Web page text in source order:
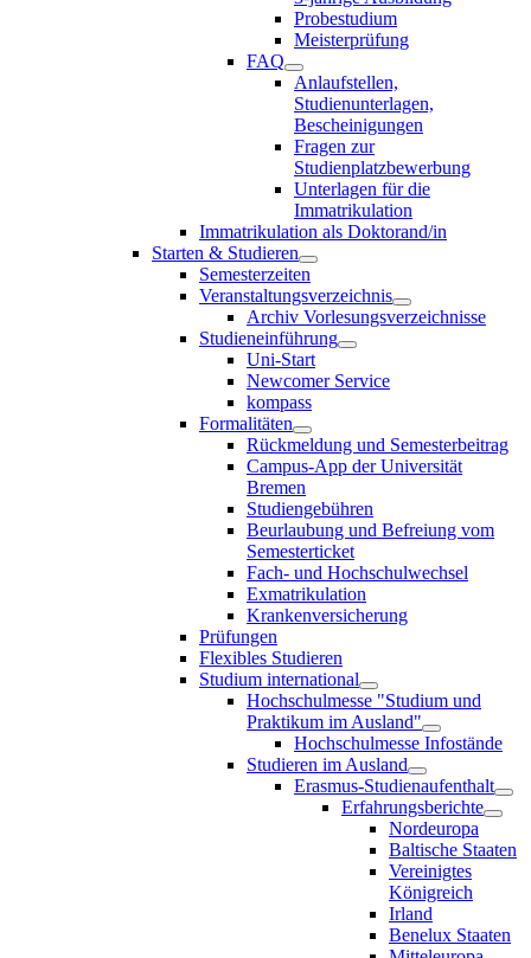
Probestudium
Meisterprüfung
FAQ
Anlaufstellen,
Studienunterlagen,
Bescheinigungen
Fragen zur
Studienplatzbewerbung
Unterlagen für die
Immatrikulation
Immatrikulation als Doktorand/in
Starten & Studieren
Semesterzeiten
Veranstaltungsverzeichnis
Archiv Vorlesungsverzeichnisse
Studieneinführung
Uni-Start
Newcomer Service
kompass
Formalitäten
Rückmeldung und Semesterbeitrag
Campus-App der Universität
Bremen
Studiengebühren
Beurlaubung und Befreiung vom
Semesterticket
Fach- und Hochschulwechsel
Exmatrikulation
Krankenversicherung
Prüfungen
Flexibles Studieren
Studium international
Hochschulmesse "Studium und
Praktikum im Ausland"
Hochschulmesse Infostände
Studieren im Ausland
Erasmus-Studienaufenthalt
Erfahrungsberichte
Nordeuropa
Baltische Staaten
Vereinigtes
Königreich
Irland
Benelux Staaten